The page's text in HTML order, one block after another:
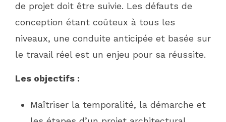
de projet doit être suivie. Les défauts de
conception étant coûteux à tous les
niveaux, une conduite anticipée et basée sur
le travail réel est un enjeu pour sa réussite.
Les objectifs :
Maîtriser la temporalité, la démarche et